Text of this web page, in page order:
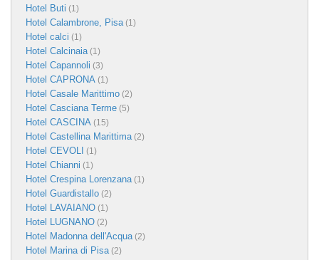
Hotel Buti (1)
Hotel Calambrone, Pisa(1)
Hotel calci (1)
Hotel Calcinaia(1)
Hotel Capannoli (3)
Hotel CAPRONA (1)
Hotel Casale Marittimo (2)
Hotel Casciana Terme (5)
Hotel CASCINA (15)
Hotel Castellina Marittima(2)
Hotel CEVOLI (1)
Hotel Chianni (1)
Hotel Crespina Lorenzana(1)
Hotel Guardistallo (2)
Hotel LAVAIANO (1)
Hotel LUGNANO (2)
Hotel Madonna dell'Acqua(2)
Hotel Marina di Pisa(2)